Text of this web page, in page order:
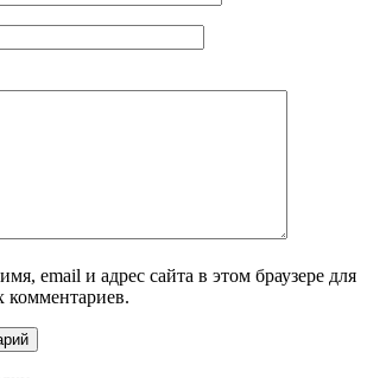
email и адрес сайта в этом браузере для